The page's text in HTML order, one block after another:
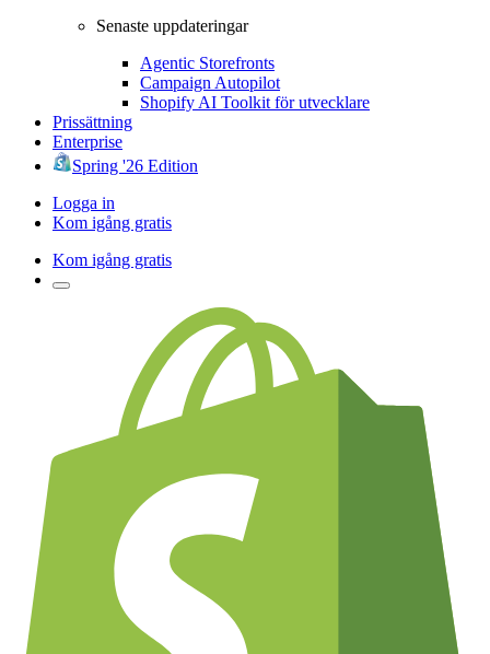
Senaste uppdateringar
Agentic Storefronts
Campaign Autopilot
Shopify AI Toolkit för utvecklare
Prissättning
Enterprise
Spring '26 Edition
Logga in
Kom igång gratis
Kom igång gratis